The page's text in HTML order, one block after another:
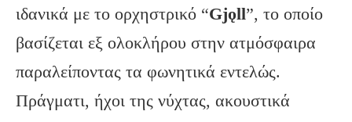
ιδανικά με το ορχηστρικό “Gjǫll”, το οποίο
βασίζεται εξ ολοκλήρου στην ατμόσφαιρα
παραλείποντας τα φωνητικά εντελώς.
Πράγματι, ήχοι της νύχτας, ακουστικά